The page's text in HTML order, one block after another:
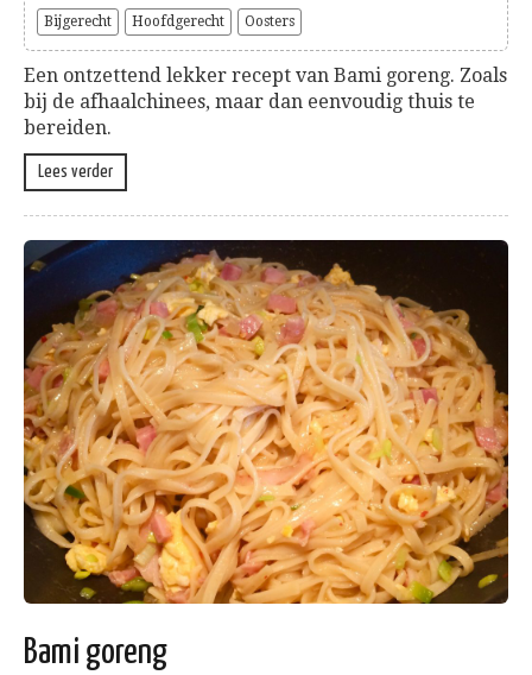
Bijgerecht Hoofdgerecht Oosters
Een ontzettend lekker recept van Bami goreng. Zoals
bij de afhaalchinees, maar dan eenvoudig thuis te
bereiden.
Lees verder
Bami goreng